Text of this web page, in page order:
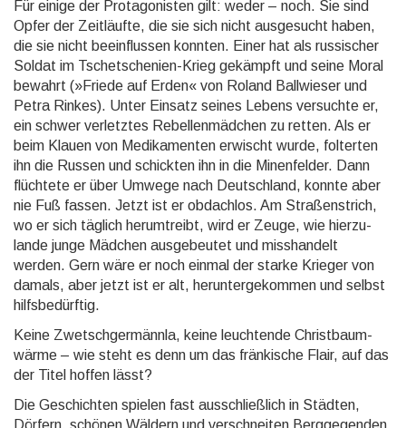
Für einige der Protago­nisten gilt: weder – noch. Sie sind
Opfer der Zeitläufte, die sie sich nicht ausge­sucht haben,
die sie nicht beein­flus­sen konnten. Einer hat als russischer
Soldat im Tschet­sche­nien-Krieg gekämpft und seine Moral
bewahrt (»Friede auf Erden« von Roland Ball­wieser und
Petra Rinkes). Unter Einsatz seines Lebens versuchte er,
ein schwer verletztes Rebellen­mäd­chen zu retten. Als er
beim Klauen von Medika­menten erwischt wurde, folter­ten
ihn die Russen und schickten ihn in die Minen­felder. Dann
flüchtete er über Umwege nach Deutsch­land, konnte aber
nie Fuß fassen. Jetzt ist er obdach­los. Am Straßen­strich,
wo er sich täglich herum­treibt, wird er Zeuge, wie hierzu­
lande junge Mädchen ausge­beutet und miss­handelt
werden. Gern wäre er noch einmal der starke Krieger von
damals, aber jetzt ist er alt, herun­tergekom­men und selbst
hilfs­bedürf­tig.
Keine Zwetschgermännla, keine leuchtende Christ­baum­
wärme – wie steht es denn um das fränkische Flair, auf das
der Titel hoffen lässt?
Die Geschichten spielen fast ausschließ­lich in Städten,